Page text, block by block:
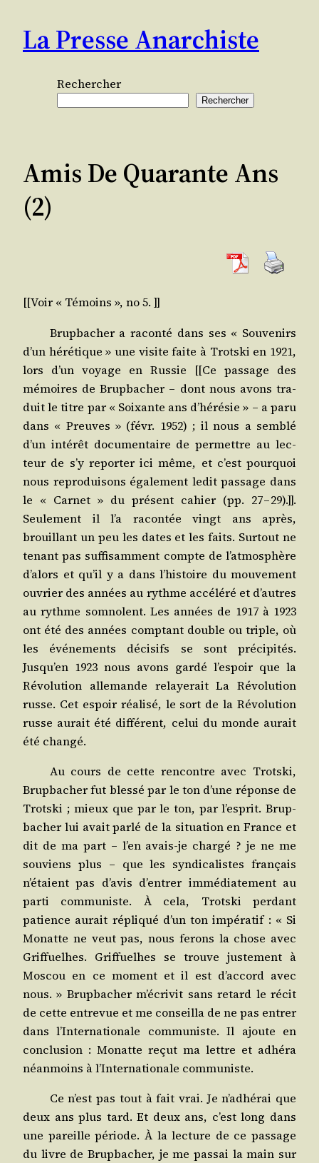
contenu
La Presse Anarchiste
Rechercher
Rechercher
Amis De Quarante Ans
(2)
[[Voir « Témoins », no 5. ]]
Brup­ba­cher a racon­té dans ses « Sou­ve­nirs
d’un héré­tique » une visite faite à Trots­ki en 1921,
lors d’un voyage en Rus­sie [[Ce pas­sage des
mémoires de Brup­ba­cher – dont nous avons tra­
duit le titre par « Soixante ans d’hérésie » – a paru
dans « Preuves » (févr. 1952) ; il nous a sem­blé
d’un inté­rêt docu­men­taire de per­mettre au lec­
teur de s’y repor­ter ici même, et c’est pour­quoi
nous repro­dui­sons éga­le­ment ledit pas­sage dans
le « Car­net » du pré­sent cahier (pp. 27 – 29).]].
Seule­ment il l’a racon­tée vingt ans après,
brouillant un peu les dates et les faits. Sur­tout ne
tenant pas suf­fi­sam­ment compte de l’atmosphère
d’alors et qu’il y a dans l’histoire du mou­ve­ment
ouvrier des années au rythme accé­lé­ré et d’autres
au rythme som­nolent. Les années de 1917 à 1923
ont été des années comp­tant double ou triple, où
les évé­ne­ments déci­sifs se sont pré­ci­pi­tés.
Jusqu’en 1923 nous avons gar­dé l’espoir que la
Révo­lu­tion alle­mande relaye­rait La Révo­lu­tion
russe. Cet espoir réa­li­sé, le sort de la Révo­lu­tion
russe aurait été dif­fé­rent, celui du monde aurait
été changé.
Au cours de cette ren­contre avec Trots­ki,
Brup­ba­cher fut bles­sé par le ton d’une réponse de
Trots­ki ; mieux que par le ton, par l’esprit. Brup­
ba­cher lui avait par­lé de la situa­tion en France et
dit de ma part – l’en avais-je char­gé ? je ne me
sou­viens plus – que les syn­di­ca­listes fran­çais
n’étaient pas d’avis d’entrer immé­dia­te­ment au
par­ti com­mu­niste. À cela, Trots­ki per­dant
patience aurait répli­qué d’un ton impé­ra­tif : « Si
Monatte ne veut pas, nous ferons la chose avec
Grif­fuelhes. Grif­fuelhes se trouve jus­te­ment à
Mos­cou en ce moment et il est d’accord avec
nous. » Brup­ba­cher m’écrivit sans retard le récit
de cette entre­vue et me conseilla de ne pas entrer
dans l’Internationale com­mu­niste. Il ajoute en
conclu­sion : Monatte reçut ma lettre et adhé­ra
néan­moins à l’Internationale communiste.
Ce n’est pas tout à fait vrai. Je n’adhérai que
deux ans plus tard. Et deux ans, c’est long dans
une pareille période. À la lec­ture de ce pas­sage
du livre de Brup­ba­cher, je me pas­sai la main sur